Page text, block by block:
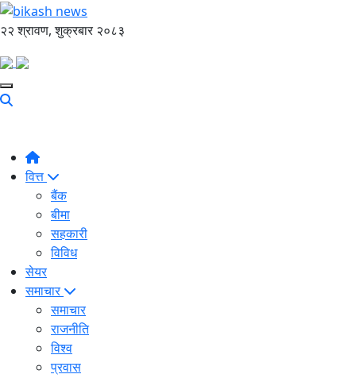
२२ श्रावण, शुक्रबार २०८३
वित्त
बैंक
बीमा
सहकारी
विविध
सेयर
समाचार
समाचार
राजनीति
विश्व
प्रवास